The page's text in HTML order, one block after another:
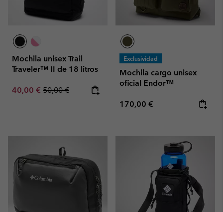
Mochila unisex Trail
Traveler™ II de 18 litros
Sale price:
40,00 € Regular price:
50,00 €
Exclusividad
Mochila cargo unisex
oficial Endor™
Regular price:
170,00 €